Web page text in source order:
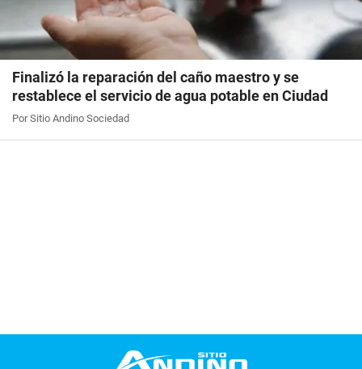
Finalizó la reparación del caño maestro y se
restablece el servicio de agua potable en Ciudad
Por Sitio Andino Sociedad